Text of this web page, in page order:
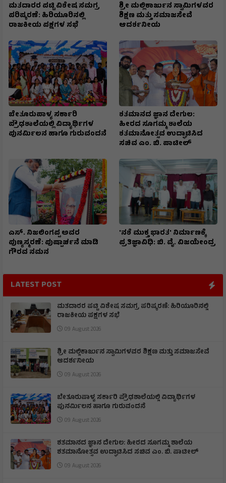
ಮತದಾರರ ಪಟ್ಟಿ ವಿಶೇಷ ಸಮಗ್ರ
ಪರಿಷ್ಕರಣೆ: ಹಿರಿಯೂರಿನಲ್ಲಿ
ರಾಜಕೀಯ ಪಕ್ಷಗಳ ಸಭೆ
ಶ್ರೀ ಮಲ್ಲಿಕಾರ್ಜುನ ಸ್ವಾಮಿಗಳವರ
ಶಿಕ್ಷಣ ಮತ್ತು ಸಮಾಜಸೇವೆ
ಆದರ್ಶನೀಯ
ಬೇತೂರುಪಾಳ್ಯ ಸರ್ಕಾರಿ
ಪ್ರೌಢಶಾಲೆಯಲ್ಲಿ ವಿದ್ಯಾರ್ಥಿಗಳ
ಪುನರ್ಮಿಲನ ಹಾಗೂ ಗುರುವಂದನೆ
ಶತಮಾನದ ಜ್ಞಾನ ದೇಗುಲ:
ಹೀರದ ಸೂಗಮ್ಮ ಶಾಲೆಯ
ಶತಮಾನೋತ್ಸವ ಉದ್ಘಾಟಿಸಿದ
ಸಚಿವ ಎಂ. ಬಿ. ಪಾಟೀಲ್
ಎಸ್. ನಿಜಲಿಂಗಪ್ಪ ಅವರ
ಪುಣ್ಯಸ್ಮರಣೆ: ಪುಷ್ಪಾರ್ಚನೆ ಮಾಡಿ
ಗೌರವ ನಮನ​
'ನಶೆ ಮುಕ್ತ ಭಾರತ' ನಿರ್ಮಾಣಕ್ಕೆ
ಪ್ರತಿಜ್ಞಾವಿಧಿ: ಬಿ. ವೈ. ವಿಜಯೇಂದ್ರ
LATEST POST
ಮತದಾರರ ಪಟ್ಟಿ ವಿಶೇಷ ಸಮಗ್ರ ಪರಿಷ್ಕರಣೆ: ಹಿರಿಯೂರಿನಲ್ಲಿ
ರಾಜಕೀಯ ಪಕ್ಷಗಳ ಸಭೆ
09 August 2026
ಶ್ರೀ ಮಲ್ಲಿಕಾರ್ಜುನ ಸ್ವಾಮಿಗಳವರ ಶಿಕ್ಷಣ ಮತ್ತು ಸಮಾಜಸೇವೆ
ಆದರ್ಶನೀಯ
09 August 2026
ಬೇತೂರುಪಾಳ್ಯ ಸರ್ಕಾರಿ ಪ್ರೌಢಶಾಲೆಯಲ್ಲಿ ವಿದ್ಯಾರ್ಥಿಗಳ
ಪುನರ್ಮಿಲನ ಹಾಗೂ ಗುರುವಂದನೆ
09 August 2026
ಶತಮಾನದ ಜ್ಞಾನ ದೇಗುಲ: ಹೀರದ ಸೂಗಮ್ಮ ಶಾಲೆಯ
ಶತಮಾನೋತ್ಸವ ಉದ್ಘಾಟಿಸಿದ ಸಚಿವ ಎಂ. ಬಿ. ಪಾಟೀಲ್
09 August 2026